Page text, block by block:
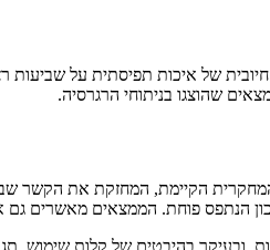
של איכות תפיסתית על שביעות
שהוצגו בניתוחי הרגרסיה.
הקיימת, המחזקת את הקשר שבין
הנתפס פוחת. הממצאים מאשרים גם
ובעיקר בהיבטים של קלות שימוש,